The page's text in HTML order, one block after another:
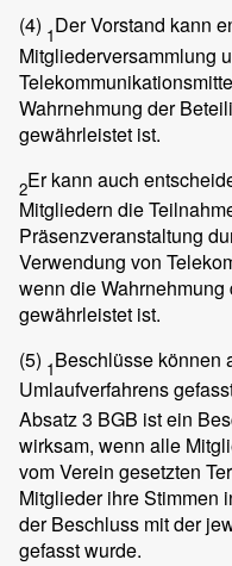
(4) 1Der Vorstand kann
Mitgliederversammlung
Wahrnehmung der
gewährleistet ist.
2Er kann auch
Mitgliedern die
Präsenzveranstaltung
Verwendung von
wenn die
gewährleistet ist.
(5) 1Beschlüsse können
Umlaufverfahrens
Absatz 3 BGB ist ein
wirksam, wenn alle
vom Verein gesetzten
Mitglieder ihre Stimmen
der Beschluss mit der
gefasst wurde.